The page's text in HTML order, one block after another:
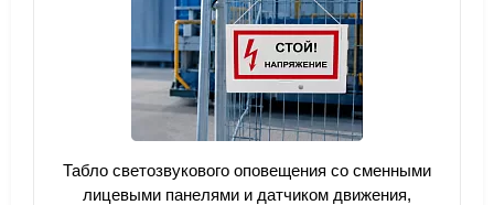
Табло светозвукового оповещения со сменными
лицевыми панелями и датчиком движения,